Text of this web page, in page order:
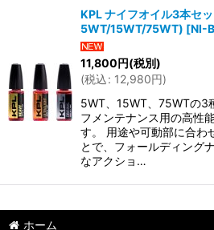
KPL ナイフオイル3本セ
5WT/15WT/75WT) [NI-
11,800円(税別)
(税込: 12,980円)
5WT、15WT、75WTの3
フメンテナンス用の高性
す。 用途や可動部に合わ
とで、フォールディング
なアクショ…
ホーム